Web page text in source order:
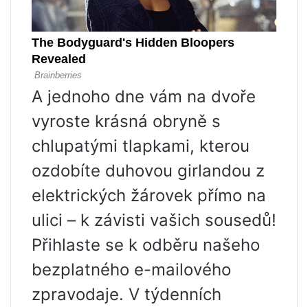
A jednoho dne vám na dvoře
vyroste krásná obryně s
chlupatými tlapkami, kterou
ozdobíte duhovou girlandou z
elektrických žárovek přímo na
ulici – k závisti vašich sousedů!
Přihlaste se k odběru našeho
bezplatného e-mailového
zpravodaje. V týdenních